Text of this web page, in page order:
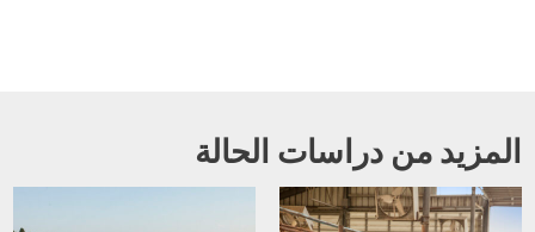
المزيد من دراسات الحالة